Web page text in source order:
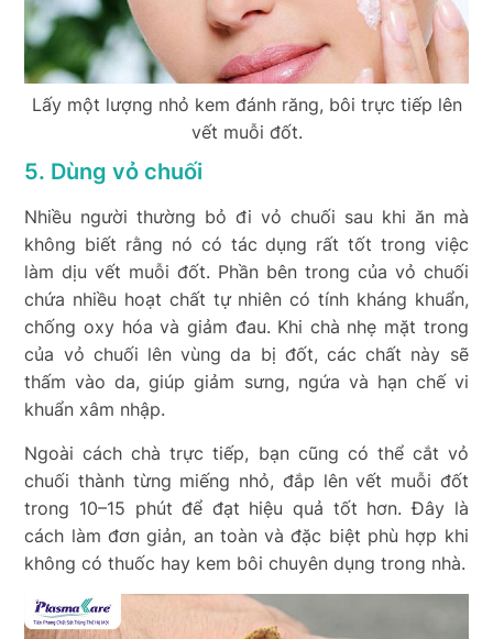
Lấy một lượng nhỏ kem đánh răng, bôi trực tiếp lên
vết muỗi đốt.
5. Dùng vỏ chuối
Nhiều người thường bỏ đi vỏ chuối sau khi ăn mà
không biết rằng nó có tác dụng rất tốt trong việc
làm dịu vết muỗi đốt. Phần bên trong của vỏ chuối
chứa nhiều hoạt chất tự nhiên có tính kháng khuẩn,
chống oxy hóa và giảm đau. Khi chà nhẹ mặt trong
của vỏ chuối lên vùng da bị đốt, các chất này sẽ
thấm vào da, giúp giảm sưng, ngứa và hạn chế vi
khuẩn xâm nhập.
Ngoài cách chà trực tiếp, bạn cũng có thể cắt vỏ
chuối thành từng miếng nhỏ, đắp lên vết muỗi đốt
trong 10–15 phút để đạt hiệu quả tốt hơn. Đây là
cách làm đơn giản, an toàn và đặc biệt phù hợp khi
không có thuốc hay kem bôi chuyên dụng trong nhà.